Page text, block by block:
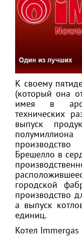
К своему
(который она
имея в
технических
выпуск
Брешелло в
городской
производство
а выпуск
единиц.
Котел